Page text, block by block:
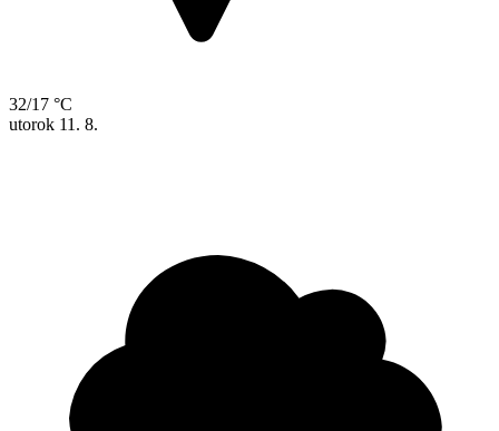
32/17 °C
utorok 11. 8.